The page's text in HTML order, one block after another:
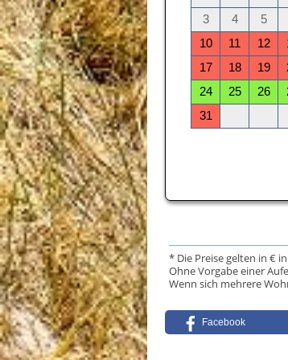
* Die Preise gelten in €
Ohne Vorgabe einer
Wenn sich mehrere
Facebook